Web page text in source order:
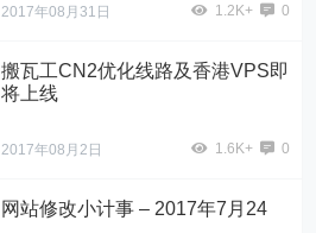
2017年08月31日 1.2K+ 0
搬瓦工CN2优化线路及香港VPS即
将上线
2017年08月2日 1.6K+ 0
网站修改小计事 – 2017年7月24